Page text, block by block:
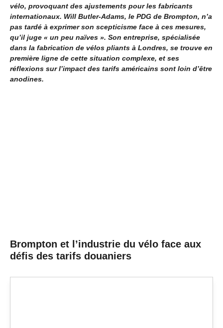
vélo, provoquant des ajustements pour les fabricants
internationaux. Will Butler-Adams, le PDG de Brompton, n’a
pas tardé à exprimer son scepticisme face à ces mesures,
qu’il juge « un peu naïves ». Son entreprise, spécialisée
dans la fabrication de vélos pliants à Londres, se trouve en
première ligne de cette situation complexe, et ses
réflexions sur l’impact des tarifs américains sont loin d’être
anodines.
Brompton et l’industrie du vélo face aux
défis des tarifs douaniers